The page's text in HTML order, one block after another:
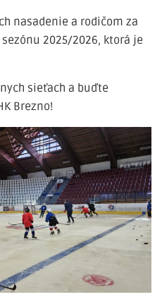
nasadenie a rodičom za
2025/2026, ktorá je
sieťach a buďte
Brezno!